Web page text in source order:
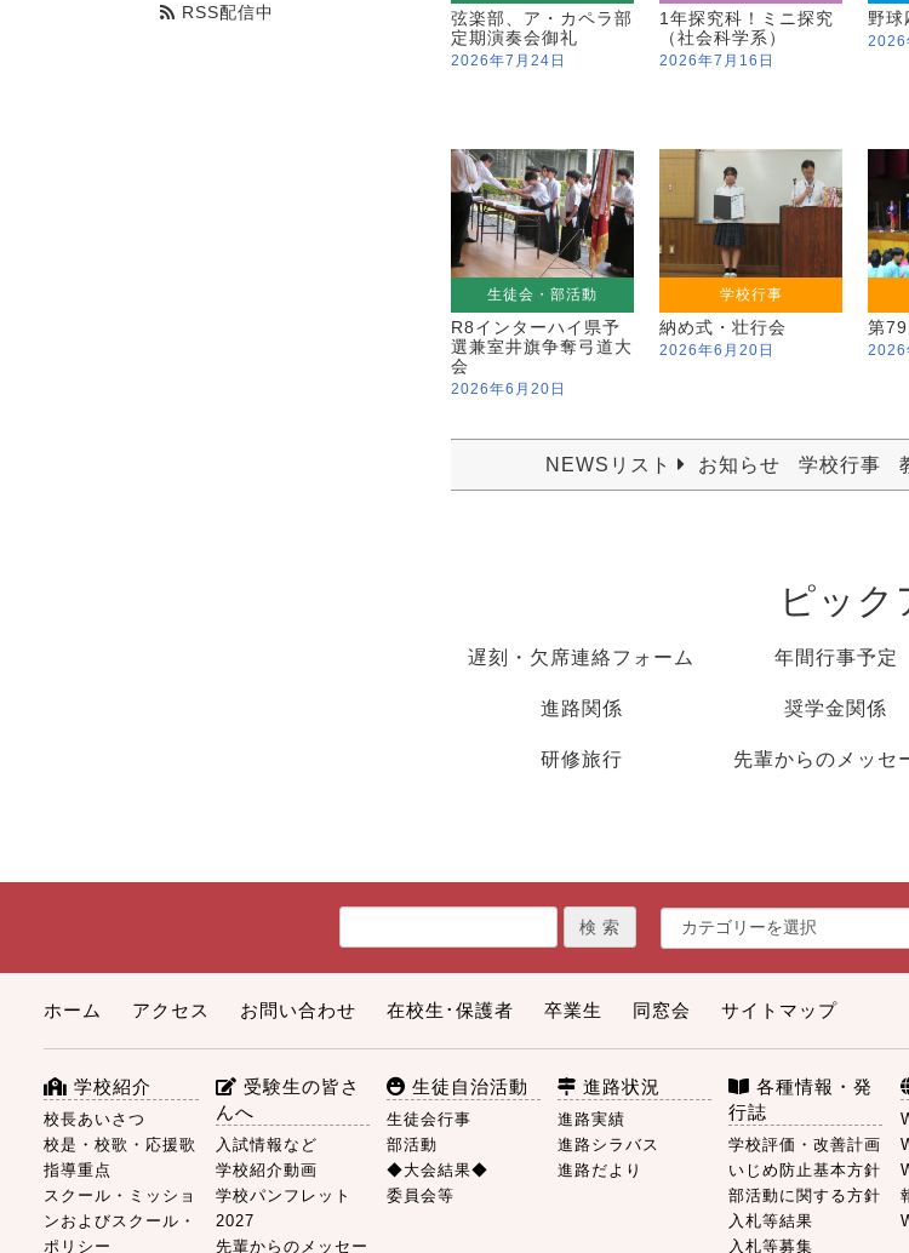
RSS配信中
弦楽部、ア・カペラ部
定期演奏会御礼
2026年7月24日
1年探究科！ミニ探究
（社会科学系）
2026年7月16日
野球
2026
生徒会・部活動
R8インターハイ県予
選兼室井旗争奪弓道大
会
2026年6月20日
学校行事
納め式・壮行会
2026年6月20日
第
2026
NEWSリスト お知らせ 学校行事
ピック
遅刻・欠席連絡フォーム 年間行事予定
進路関係 奨学金関係
研修旅行 先輩からのメッセ
ホーム アクセス お問い合わせ 在校生･保護者 卒業生 同窓会 サイトマップ
学校紹介
校長あいさつ
校是・校歌・応援歌
指導重点
スクール・ミッショ
ンおよびスクール・
ポリシー
受験生の皆さ
んへ
入試情報など
学校紹介動画
学校パンフレット
2027
先輩からのメッセー
生徒自治活動
生徒会行事
部活動
◆大会結果◆
委員会等
進路状況
進路実績
進路シラバス
進路だより
各種情報・発
行誌
学校評価・改善計画
いじめ防止基本方針
部活動に関する方針
入札等結果
入札等募集